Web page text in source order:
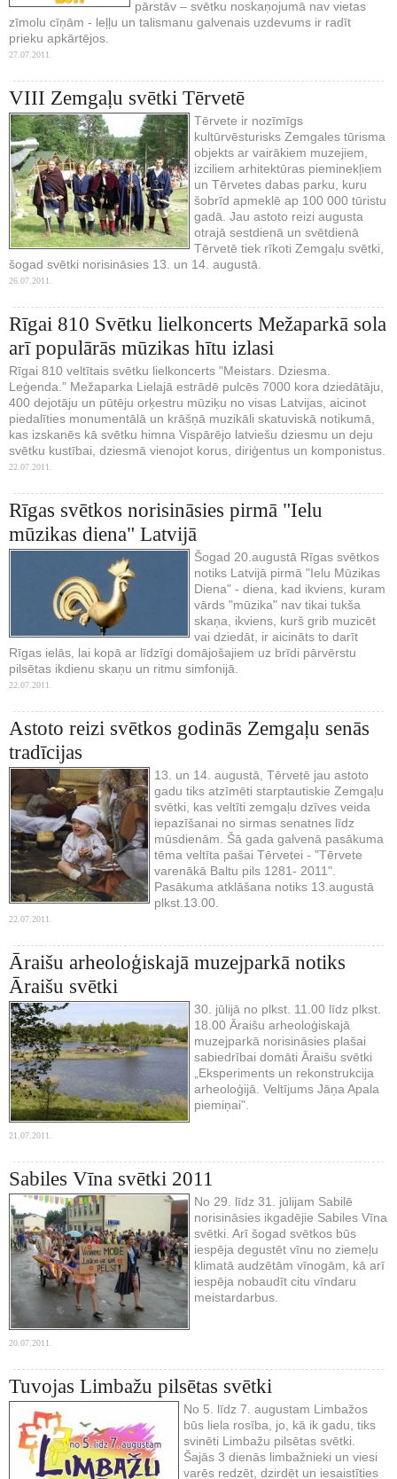
pārstāv – svētku noskaņojumā nav vietas
zīmolu cīņām - leļļu un talismanu galvenais uzdevums ir radīt
prieku apkārtējos.
27.07.2011.
VIII Zemgaļu svētki Tērvetē
Tērvete ir nozīmīgs
kultūrvēsturisks Zemgales tūrisma
objekts ar vairākiem muzejiem,
izciliem arhitektūras pieminekļiem
un Tērvetes dabas parku, kuru
šobrīd apmeklē ap 100 000 tūristu
gadā. Jau astoto reizi augusta
otrajā sestdienā un svētdienā
Tērvetē tiek rīkoti Zemgaļu svētki,
šogad svētki norisināsies 13. un 14. augustā.
26.07.2011.
Rīgai 810 Svētku lielkoncerts Mežaparkā sola
arī populārās mūzikas hītu izlasi
Rīgai 810 veltītais svētku lielkoncerts "Meistars. Dziesma.
Leģenda." Mežaparka Lielajā estrādē pulcēs 7000 kora dziedātāju,
400 dejotāju un pūtēju orķestru mūziķu no visas Latvijas, aicinot
piedalīties monumentālā un krāšņā muzikāli skatuviskā notikumā,
kas izskanēs kā svētku himna Vispārējo latviešu dziesmu un deju
svētku kustībai, dziesmā vienojot korus, diriģentus un komponistus.
22.07.2011.
Rīgas svētkos norisināsies pirmā "Ielu
mūzikas diena" Latvijā
Šogad 20.augustā Rīgas svētkos
notiks Latvijā pirmā "Ielu Mūzikas
Diena" - diena, kad ikviens, kuram
vārds "mūzika" nav tikai tukša
skaņa, ikviens, kurš grib muzicēt
vai dziedāt, ir aicināts to darīt
Rīgas ielās, lai kopā ar līdzīgi domājošajiem uz brīdi pārvērstu
pilsētas ikdienu skaņu un ritmu simfonijā.
22.07.2011.
Astoto reizi svētkos godinās Zemgaļu senās
tradīcijas
13. un 14. augustā, Tērvetē jau astoto
gadu tiks atzīmēti starptautiskie Zemgaļu
svētki, kas veltīti zemgaļu dzīves veida
iepazīšanai no sirmas senatnes līdz
mūsdienām. Šā gada galvenā pasākuma
tēma veltīta pašai Tērvetei - "Tērvete
varenākā Baltu pils 1281- 2011".
Pasākuma atklāšana notiks 13.augustā
plkst.13.00.
22.07.2011.
Āraišu arheoloģiskajā muzejparkā notiks
Āraišu svētki
30. jūlijā no plkst. 11.00 līdz plkst.
18.00 Āraišu arheoloģiskajā
muzejparkā norisināsies plašai
sabiedrībai domāti Āraišu svētki
„Eksperiments un rekonstrukcija
arheoloģijā. Veltījums Jāņa Apala
piemiņai".
21.07.2011.
Sabiles Vīna svētki 2011
No 29. līdz 31. jūlijam Sabilē
norisināsies ikgadējie Sabiles Vīna
svētki. Arī šogad svētkos būs
iespēja degustēt vīnu no ziemeļu
klimatā audzētām vīnogām, kā arī
iespēja nobaudīt citu vīndaru
meistardarbus.
20.07.2011.
Tuvojas Limbažu pilsētas svētki
No 5. līdz 7. augustam Limbažos
būs liela rosība, jo, kā ik gadu, tiks
svinēti Limbažu pilsētas svētki.
Šajās 3 dienās limbažnieki un viesi
varēs redzēt, dzirdēt un iesaistīties